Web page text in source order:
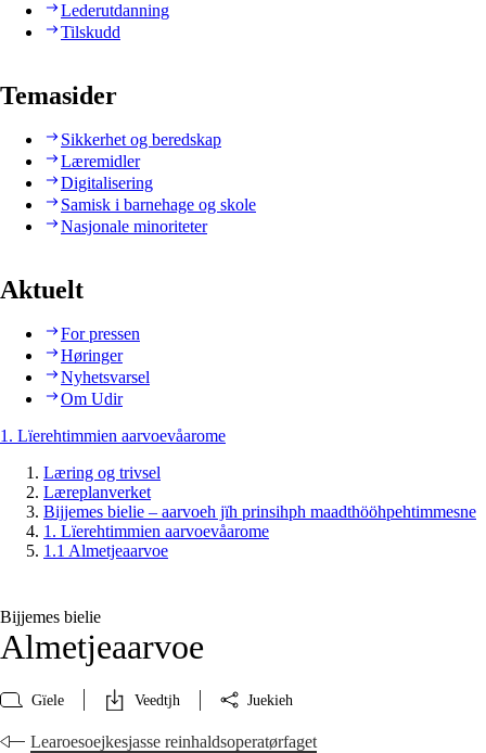
Lederutdanning
Tilskudd
Temasider
Sikkerhet og beredskap
Læremidler
Digitalisering
Samisk i barnehage og skole
Nasjonale minoriteter
Aktuelt
For pressen
Høringer
Nyhetsvarsel
Om Udir
1. Lïerehtimmien aarvoevåarome
Læring og trivsel
Læreplanverket
Bijjemes bielie – aarvoeh jïh prinsihph maadthööhpehtimmesne
1. Lïerehtimmien aarvoevåarome
1.1 Almetjeaarvoe
Bijjemes bielie
Almetjeaarvoe
Gïele Veedtjh Juekieh
Learoesoejkesjasse reinhaldsoperatørfaget